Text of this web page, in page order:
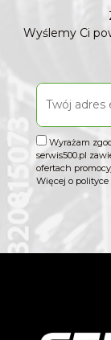
Wyślemy Ci
Wyrażam
serwis500.pl
ofertach
Więcej o polityce